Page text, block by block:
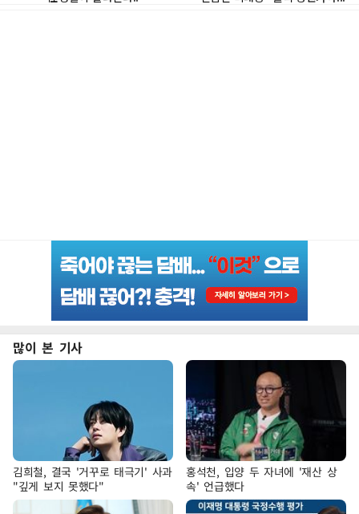
많이 본 기사
김희철, 결국 '거꾸로 태극기' 사과
"깊게 보지 못했다"
홍석천, 입양 두 자녀에 '재산 상
속' 언급했다